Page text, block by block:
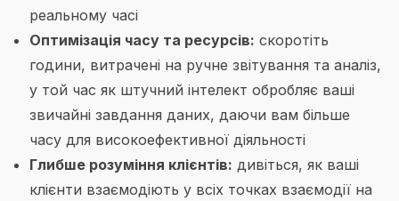
реальному часі
Оптимізація часу та ресурсів: скоротіть
години, витрачені на ручне звітування та аналіз,
у той час як штучний інтелект обробляє ваші
звичайні завдання даних, даючи вам більше
часу для високоефективної діяльності
Глибше розуміння клієнтів: дивіться, як ваші
клієнти взаємодіють у всіх точках взаємодії на